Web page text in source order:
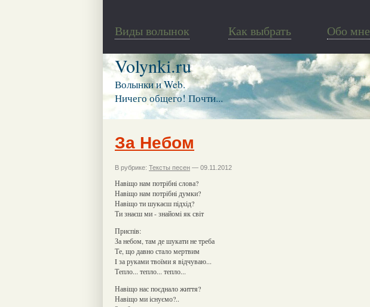
Виды волынок Как выбрать Обо мне
Volynki.ru
Волынки и Web.
Ничего общего! Почти...
За Небом
В рубрике: Тексты песен — 09.11.2012
Навiщо нам потрiбнi слова?
Навiщо нам потрiбнi думки?
Навiщо ти шукаєш пiдхiд?
Ти знаєш ми - знайомi як свiт
Приспiв:
За небом, там де шукати не треба
Те, що давно стало мертвим
I за руками твоїми я вiдчуваю...
Тепло... тепло... тепло...
Навiщо нас поєднало життя?
Навiщо ми iснуємо?..